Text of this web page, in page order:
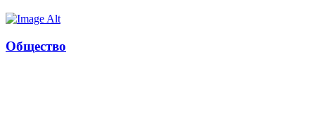
Общество